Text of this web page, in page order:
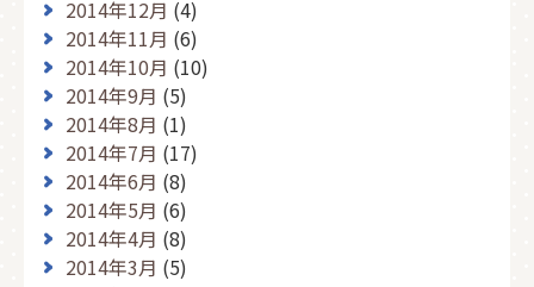
2014年12月 (4)
2014年11月 (6)
2014年10月 (10)
2014年9月 (5)
2014年8月 (1)
2014年7月 (17)
2014年6月 (8)
2014年5月 (6)
2014年4月 (8)
2014年3月 (5)